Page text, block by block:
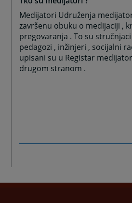
Medijatori Udruženja
završenu obuku o medijaciji ,
pregovaranja . To su
pedagozi , inžinjeri , socijalni
upisani su u Registar
drugom stranom .